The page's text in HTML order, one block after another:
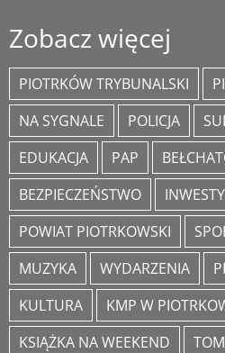
Zobacz więcej
PIOTRKÓW TRYBUNALSKI
NA SYGNALE
POLICJA
EDUKACJA
PAP
BEZPIECZEŃSTWO
POWIAT PIOTRKOWSKI
MUZYKA
WYDARZENIA
KULTURA
KMP W
KSIĄŻKA NA WEEKEND